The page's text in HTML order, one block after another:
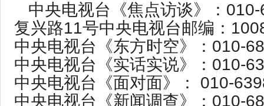
中央电视台《焦点访谈》：
复兴路11号中央电视台邮编：
中央电视台《东方时空》：010-
中央电视台《实话实说》：010-
中央电视台《面对面》： 010-
中央电视台《新闻调查》：010-